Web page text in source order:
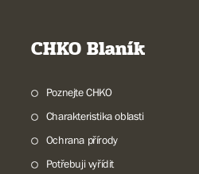
CHKO Blaník
Poznejte CHKO
Charakteristika oblasti
Ochrana přírody
Potřebuji vyřídit